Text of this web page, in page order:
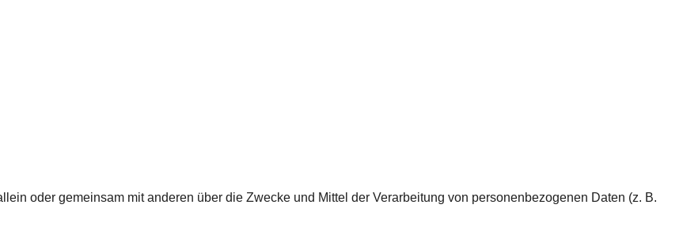
oder gemeinsam mit anderen über die Zwecke und Mittel der Verarbeitung von personenbezogenen Daten (z. B.